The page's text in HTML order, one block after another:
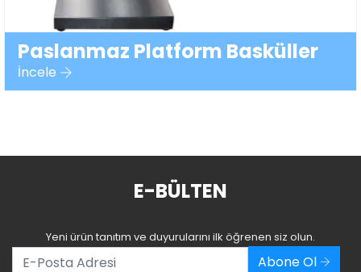
Paslanmaz Platform Basküller
İncele
E-BÜLTEN
Yeni ürün tanıtım ve duyurularını ilk öğrenen siz olun.
Abone Ol